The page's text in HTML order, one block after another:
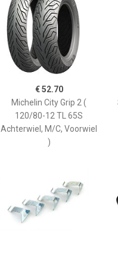
€ 52.70
Michelin City Grip 2 (
120/80-12 TL 65S
Achterwiel, M/C, Voorwiel
)